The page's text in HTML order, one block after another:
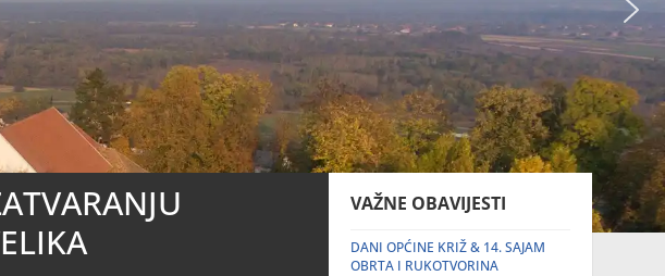
VAŽNE OBAVIJESTI
DANI OPĆINE KRIŽ & 14. SAJAM
OBRTA I RUKOTVORINA